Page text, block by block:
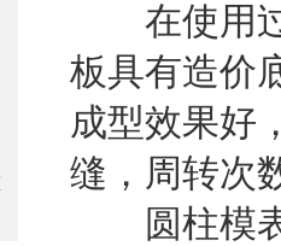
在使用过
板具有造价
成型效果好
缝，周转次
圆柱模表